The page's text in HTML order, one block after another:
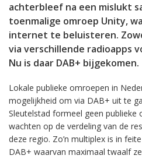
achterbleef na een mislukt
toenmalige omroep Unity,
internet te beluisteren.
via verschillende radioapps
Nu is daar DAB+ bijgekomen.
Lokale publieke omroepen in
mogelijkheid om via DAB+ uit te
Sleutelstad formeel geen
wachten op de verdeling van de
deze regio. Zo’n multiplex is in
DAB+ waarvan maximaal twaalf